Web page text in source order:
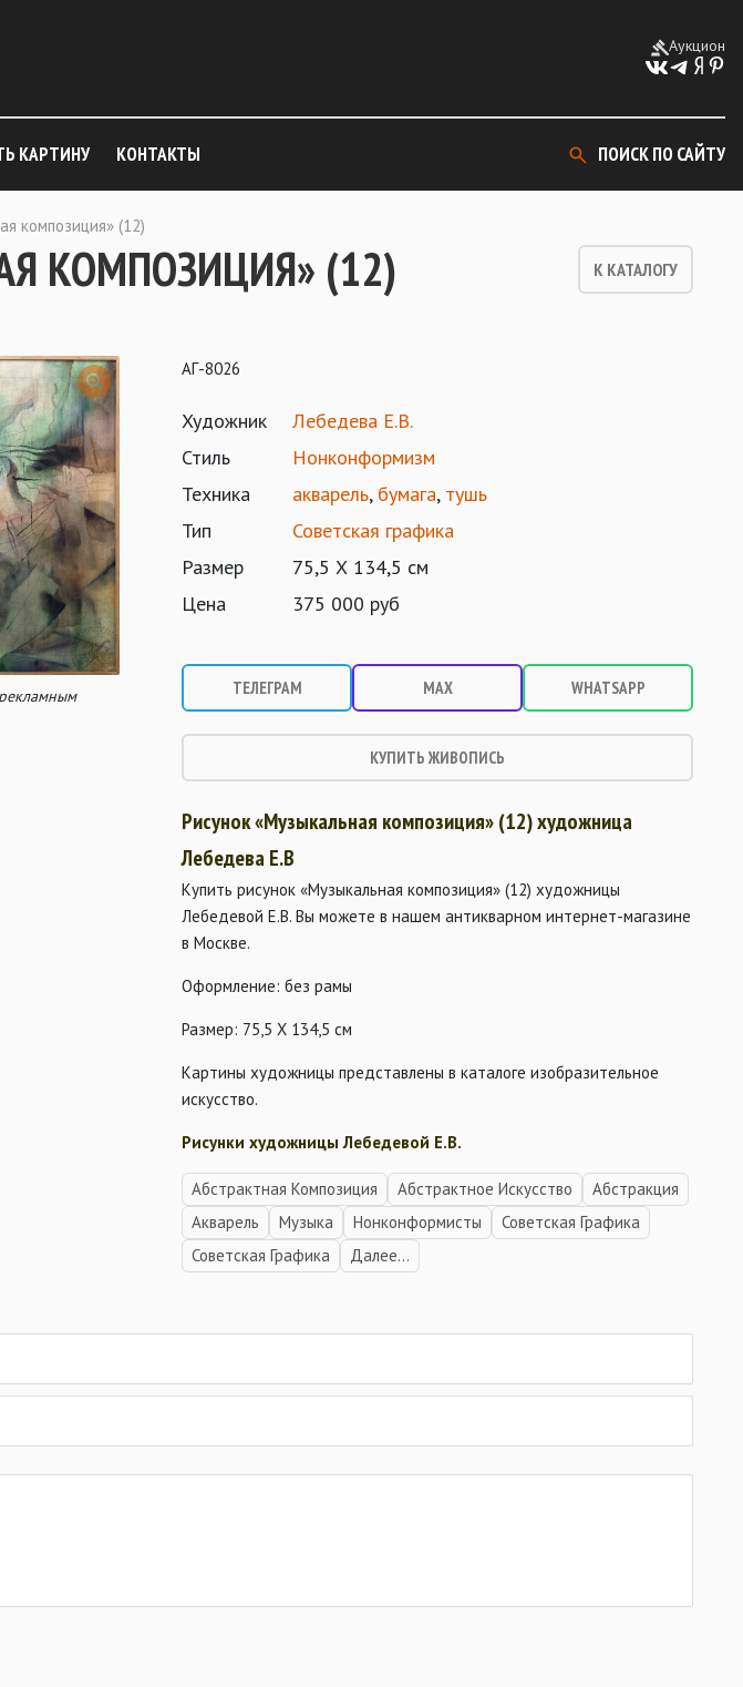
Аукцион
КАРТИНУ КОНТАКТЫ ПОИСК ПО САЙТУ
композиция» (12)
КОМПОЗИЦИЯ» (12) К КАТАЛОГУ
АГ-8026
Художник
Лебедева Е.В.
Стиль
Нонконформизм
Техника
акварель, бумага, тушь
Тип
Советская графика
Размер
75,5 Х 134,5 см
Цена
375 000 руб
ТЕЛЕГРАМ MAX WHATSAPP
КУПИТЬ ЖИВОПИСЬ
Рисунок «Музыкальная композиция» (12) художница
Лебедева Е.В
Купить рисунок «Музыкальная композиция» (12) художницы
Лебедевой Е.В. Вы можете в нашем антикварном интернет-магазине
в Москве.
Оформление: без рамы
Размер: 75,5 Х 134,5 см
Картины художницы представлены в каталоге изобразительное
искусство.
Рисунки художницы Лебедевой Е.В.
Абстрактная Композиция Абстрактное Искусство
Абстракция
Акварель
Музыка Нонконформисты
Советская Графика
Советская Графика
Далее...